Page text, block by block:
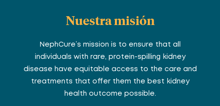
Nuestra misión
NephCure’s mission is to ensure that all
individuals with rare, protein-spilling kidney
disease have equitable access to the care and
treatments that offer them the best kidney
health outcome possible.